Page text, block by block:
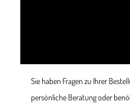
Sie haben Fragen zu Ihrer
persönliche Beratung oder